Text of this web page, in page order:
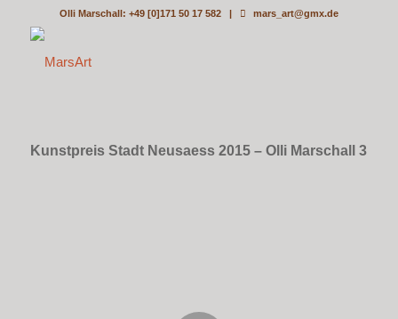
Olli Marschall: +49 [0]171 50 17 582 | mars_art@gmx.de
Kunstpreis Stadt Neusaess 2015 – Olli Marschall 3